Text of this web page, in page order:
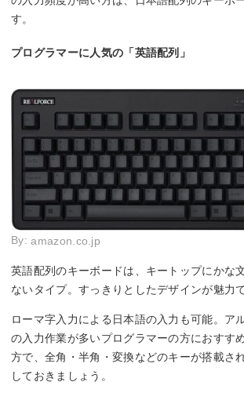
す。
プログラマーに人気の「英語配列」
By:amazon.co.jp
英語配列のキーボードは、キートップにかな
ないタイプ。すっきりとしたデザインが魅力で
ローマ字入力による日本語の入力も可能。ア
の入力作業が多いプログラマーの方におすす
方で、全角・半角・変換などのキーが搭載さ
しておきましょう。